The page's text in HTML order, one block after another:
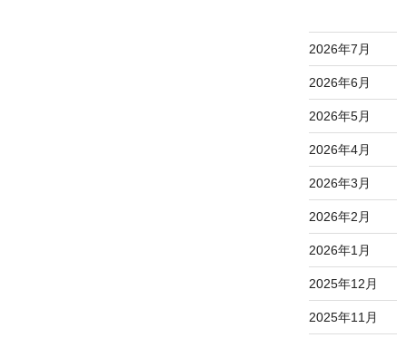
2026年7月
2026年6月
2026年5月
2026年4月
2026年3月
2026年2月
2026年1月
2025年12月
2025年11月